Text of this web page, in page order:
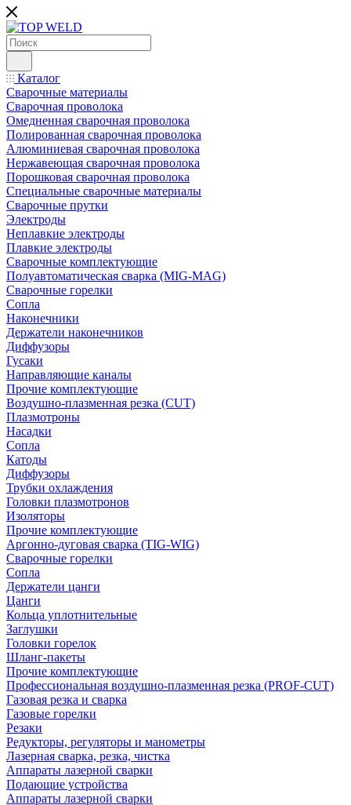
Каталог
Сварочные материалы
Сварочная проволока
Омедненная сварочная проволока
Полированная сварочная проволока
Алюминиевая сварочная проволока
Нержавеющая сварочная проволока
Порошковая сварочная проволока
Специальные сварочные материалы
Сварочные прутки
Электроды
Неплавкие электроды
Плавкие электроды
Сварочные комплектующие
Полуавтоматическая сварка (MIG-MAG)
Сварочные горелки
Сопла
Наконечники
Держатели наконечников
Диффузоры
Гусаки
Направляющие каналы
Прочие комплектующие
Воздушно-плазменная резка (CUT)
Плазмотроны
Насадки
Сопла
Катоды
Диффузоры
Трубки охлаждения
Головки плазмотронов
Изоляторы
Прочие комплектующие
Аргонно-дуговая сварка (TIG-WIG)
Сварочные горелки
Сопла
Держатели цанги
Цанги
Кольца уплотнительные
Заглушки
Головки горелок
Шланг-пакеты
Прочие комплектующие
Профессиональная воздушно-плазменная резка (PROF-CUT)
Газовая резка и сварка
Газовые горелки
Резаки
Редукторы, регуляторы и манометры
Лазерная сварка, резка, чистка
Аппараты лазерной сварки
Подающие устройства
Аппараты лазерной сварки